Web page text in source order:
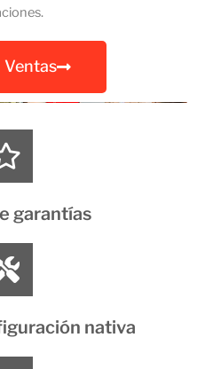
garantías
nativa